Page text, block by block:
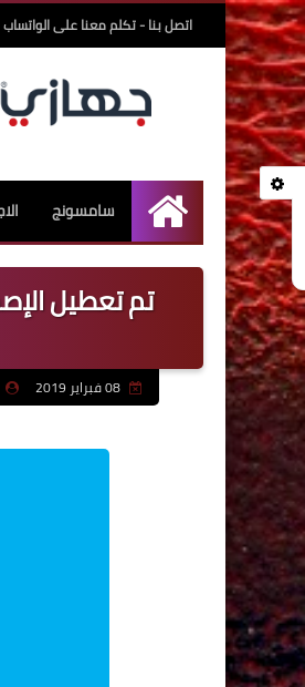
اتصل بنا - تكلم معنا على الواتساب
undefined
سامسونج
08 فبراير 2019